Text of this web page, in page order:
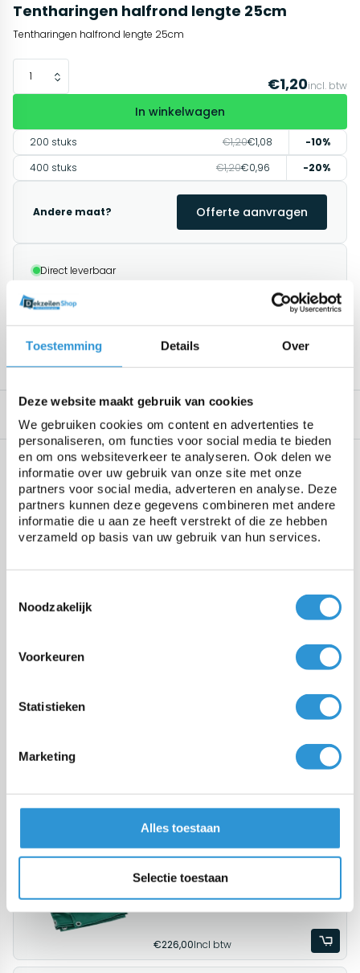
Toestemming Details Over
Deze website maakt gebruik van cookies
We gebruiken cookies om content en advertenties te
personaliseren, om functies voor social media te bieden
en om ons websiteverkeer te analyseren. Ook delen we
informatie over uw gebruik van onze site met onze
partners voor social media, adverteren en analyse. Deze
partners kunnen deze gegevens combineren met andere
informatie die u aan ze heeft verstrekt of die ze hebben
verzameld op basis van uw gebruik van hun services.
Noodzakelijk
Voorkeuren
Statistieken
Marketing
Alles toestaan
Selectie toestaan
Tentharingen halfrond lengte 25cm
Tentharingen halfrond lengte 25cm
€1,20incl. btw
In winkelwagen
200 stuks €1,20€1,08
-10%
400 stuks
€1,20€0,96 -20%
Andere maat? Offerte aanvragen
Direct leverbaar
Afhalen mogelijk in Antwerpen
Retourneren binnen 14 dagen (alleen standaard
producten)
1195+ klanten geven ons een 9.8/10
Specificaties
Geen specificaties beschikbaar.
Start chat
Tentharingen halfrond lengte 25cm.
Voor gebruik in gazon of weide.
1 werkdag (bezorgkosten € 8,95 -
€0,80Incl btw
Grondzeil 5x5 PVC 600 - Groen
1 werkdag (bezorgkosten € 8,95 -
€226,00Incl btw